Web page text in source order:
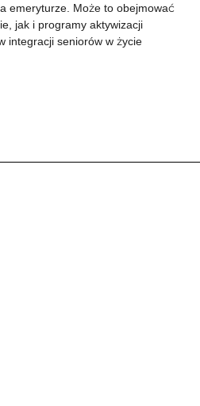
emeryturze. Może to obejmować
jak i programy aktywizacji
integracji seniorów w życie